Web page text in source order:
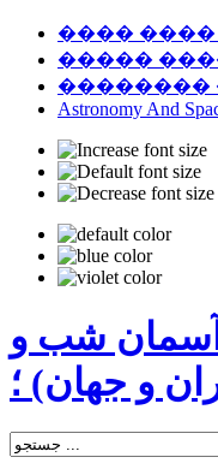
����
�����
��������
Astronomy And
آسمان شب و
و جهان) ؛